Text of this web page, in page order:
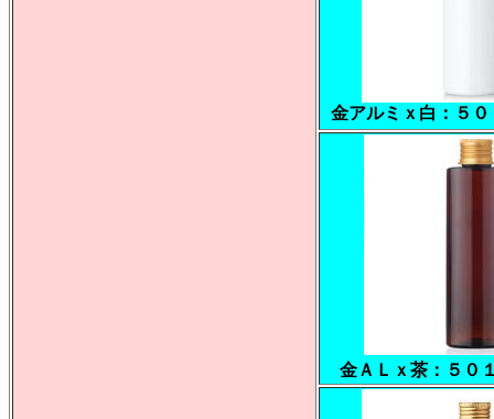
金アルミｘ白：５
金ＡＬｘ茶：５０